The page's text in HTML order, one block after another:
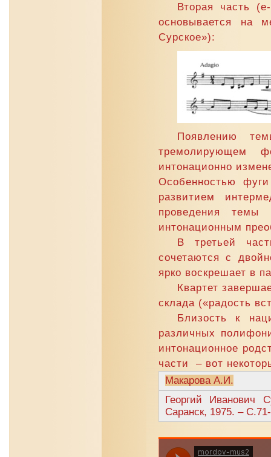
Вторая часть
основывается на
Сурское»):
Появлению
тремолирующем
интонационно
Особенностью
развитием
проведения
интонационным
В третьей
сочетаются с
ярко воскрешает в
Квартет
склада («радость
Близость к
различных
интонационное
части – вот
Макарова А.И.
Георгий Иванович
Саранск, 1975. –